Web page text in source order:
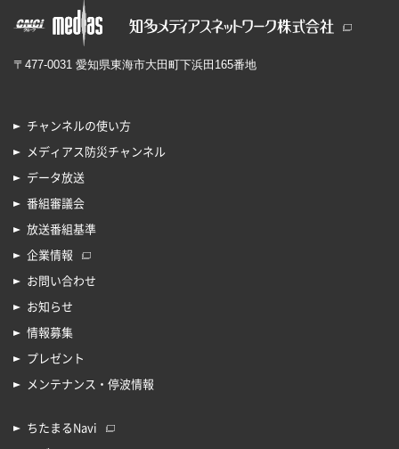
〒477-0031 愛知県東海市大田町下浜田165番地
チャンネルの使い方
メディアス防災チャンネル
データ放送
番組審議会
放送番組基準
企業情報
お問い合わせ
お知らせ
情報募集
プレゼント
メンテナンス・停波情報
ちたまるNavi